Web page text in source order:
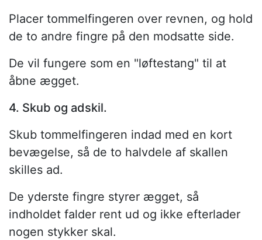
Placer tommelfingeren over revnen, og hold
de to andre fingre på den modsatte side.
De vil fungere som en "løftestang" til at
åbne ægget.
4. Skub og adskil.
Skub tommelfingeren indad med en kort
bevægelse, så de to halvdele af skallen
skilles ad.
De yderste fingre styrer ægget, så
indholdet falder rent ud og ikke efterlader
nogen stykker skal.